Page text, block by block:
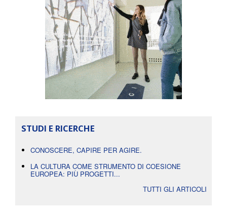
STUDI E RICERCHE
CONOSCERE, CAPIRE PER AGIRE.
LA CULTURA COME STRUMENTO DI COESIONE
EUROPEA: PIÙ PROGETTI...
TUTTI GLI ARTICOLI